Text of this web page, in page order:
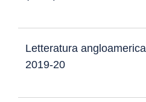
Letteratura
2019-20